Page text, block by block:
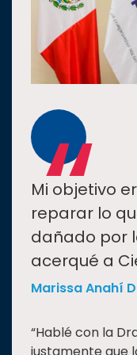
“
Mi objetivo
reparar lo
dañado por
acerqué a
Marissa Anahí
“Hablé con la